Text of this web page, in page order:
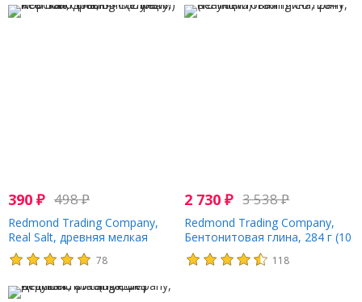
390 ₽ 498₽
Redmond Trading Company,
Real Salt, древняя мелкая
морская соль, 55 г (2 унции)
78
2 730₽ 3 538₽
Redmond Trading Company,
Бентонитовая глина, 284 г (10
унций)
118